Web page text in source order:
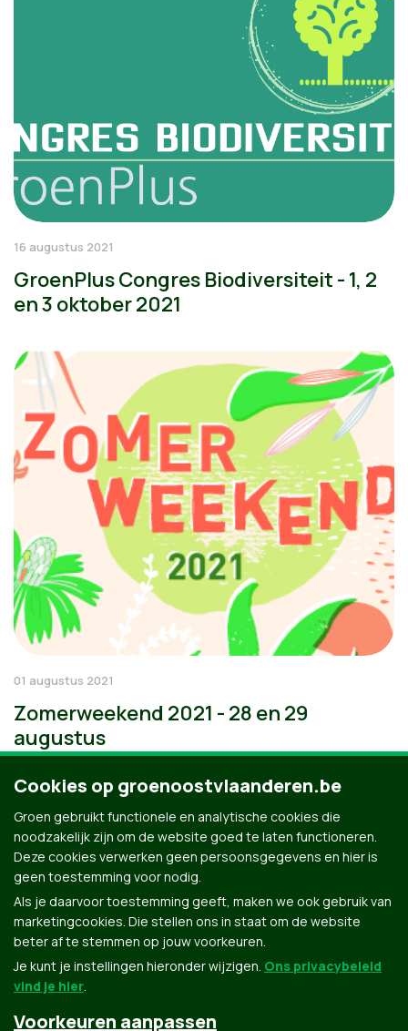
16 augustus 2021
GroenPlus Congres Biodiversiteit - 1, 2
en 3 oktober 2021
01 augustus 2021
Zomerweekend 2021 - 28 en 29
augustus
Cookies op groenoostvlaanderen.be
Groen gebruikt functionele en analytische cookies die
noodzakelijk zijn om de website goed te laten functioneren.
Deze cookies verwerken geen persoonsgegevens en hier is
geen toestemming voor nodig.
Als je daarvoor toestemming geeft, maken we ook gebruik van
marketingcookies. Die stellen ons in staat om de website
beter af te stemmen op jouw voorkeuren.
Je kunt je instellingen hieronder wijzigen. Ons privacybeleid
vind je hier.
Voorkeuren aanpassen